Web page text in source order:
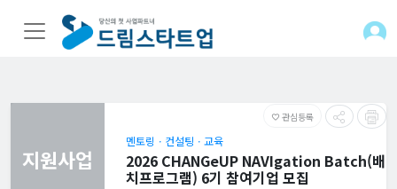
favorite_border 관심등록
지원사업
멘토링ㆍ컨설팅ㆍ교육
2026 CHANGeUP NAVIgation Batch(배
치프로그램) 6기 참여기업 모집